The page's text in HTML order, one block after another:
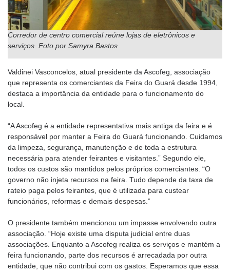
Corredor de centro comercial reúne lojas de eletrônicos e
serviços. Foto por Samyra Bastos
Valdinei Vasconcelos, atual presidente da Ascofeg, associação
que representa os comerciantes da Feira do Guará desde 1994,
destaca a importância da entidade para o funcionamento do
local.
“A Ascofeg é a entidade representativa mais antiga da feira e é
responsável por manter a Feira do Guará funcionando. Cuidamos
da limpeza, segurança, manutenção e de toda a estrutura
necessária para atender feirantes e visitantes.” Segundo ele,
todos os custos são mantidos pelos próprios comerciantes. “O
governo não injeta recursos na feira. Tudo depende da taxa de
rateio paga pelos feirantes, que é utilizada para custear
funcionários, reformas e demais despesas.”
O presidente também mencionou um impasse envolvendo outra
associação. “Hoje existe uma disputa judicial entre duas
associações. Enquanto a Ascofeg realiza os serviços e mantém a
feira funcionando, parte dos recursos é arrecadada por outra
entidade, que não contribui com os gastos. Esperamos que essa